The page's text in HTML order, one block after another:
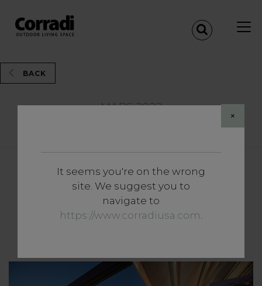
×
It seems you're on the wrong
site. We suggest you to
navigate to
https://www.corradiusa.com.
BACK
MARS 2022
Approfondissements
La recherche du bien-être en
outdoor marque la tendance